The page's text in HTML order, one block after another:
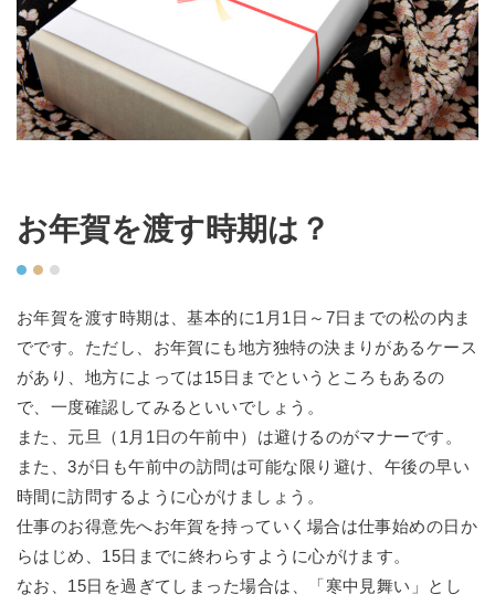
お年賀を渡す時期は？
お年賀を渡す時期は、基本的に1月1日～7日までの松の内ま
でです。ただし、お年賀にも地方独特の決まりがあるケース
があり、地方によっては15日までというところもあるの
で、一度確認してみるといいでしょう。
また、元旦（1月1日の午前中）は避けるのがマナーです。
また、3が日も午前中の訪問は可能な限り避け、午後の早い
時間に訪問するように心がけましょう。
仕事のお得意先へお年賀を持っていく場合は仕事始めの日か
らはじめ、15日までに終わらすように心がけます。
なお、15日を過ぎてしまった場合は、「寒中見舞い」とし